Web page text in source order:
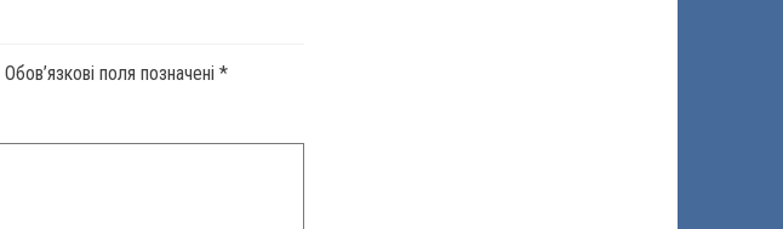
Обов’язкові поля позначені*